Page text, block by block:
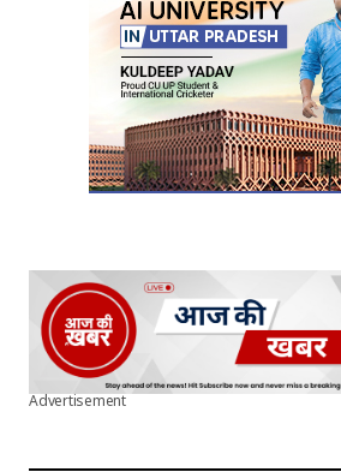
Submit Comment
Advertisement